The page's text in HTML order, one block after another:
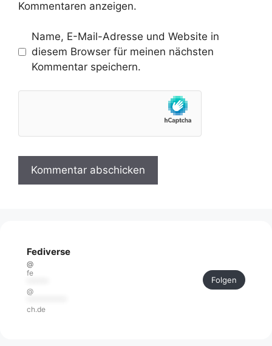
Kommentaren anzeigen.
Name, E-Mail-Adresse und Website in
diesem Browser für meinen nächsten
Kommentar speichern.
Fediverse
@
fe
@
ch.de
Folgen